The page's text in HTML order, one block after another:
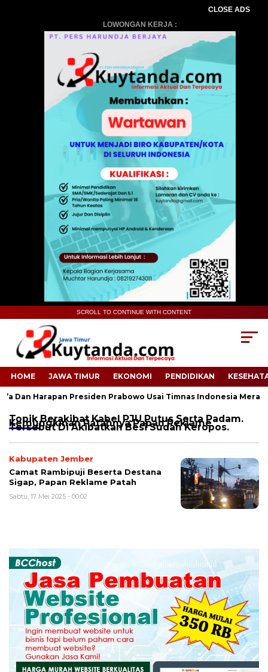
CLOSE ADS
LOWONGAN KERJA :
SCROLL TO CONTINUE WITH CONTENT
HOME JAWA TIMUR EKONOMI PENDIDIKAN
Dan Harapan Presiden Prabowo Usai Timnas Indonesia Meraih
TopikBerakibat Kabel PJU Putus Serta Padam.
Kemungkinan Patahnya Papan Reklame
Tersebut Di Akibatkan Besi Sudah Keropos.
Kabupaten Jember
Camat Rambipuji Beserta Destana
Sigap, Papan Reklame Patah
Sabtu, 17 Mei 2025 - 00:02